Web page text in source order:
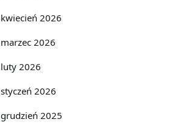
kwiecień 2026
marzec 2026
luty 2026
styczeń 2026
grudzień 2025